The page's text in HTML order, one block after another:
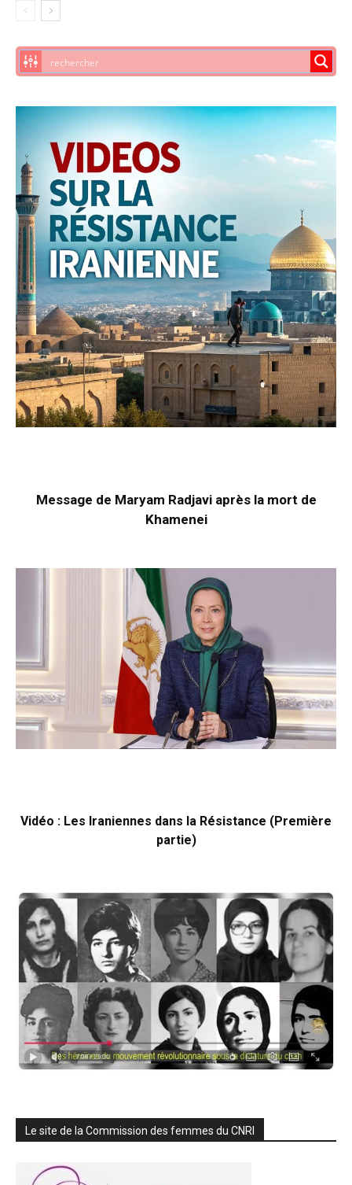
Message de Maryam Radjavi après la mort de
Khamenei
Vidéo : Les Iraniennes dans la Résistance (Première
partie)
Le site de la Commission des femmes du CNRI